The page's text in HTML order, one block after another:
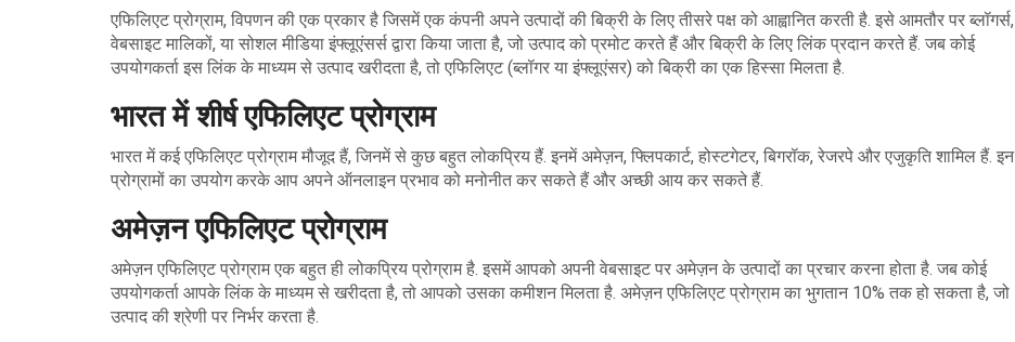
एफिलिएट प्रोग्राम, विपणन की एक प्रकार है जिसमें एक कंपनी अपने उत्पादों की बिक्री के लिए तीसरे पक्ष को आह्वानित करती है. इसे आमतौर पर ब्लॉगर्स,
वेबसाइट मालिकों, या सोशल मीडिया इंफ्लूएंसर्स द्वारा किया जाता है, जो उत्पाद को प्रमोट करते हैं और बिक्री के लिए लिंक प्रदान करते हैं. जब कोई
उपयोगकर्ता इस लिंक के माध्यम से उत्पाद खरीदता है, तो एफिलिएट (ब्लॉगर या इंफ्लूएंसर) को बिक्री का एक हिस्सा मिलता है.
भारत में शीर्ष एफिलिएट प्रोग्राम
भारत में कई एफिलिएट प्रोग्राम मौजूद हैं, जिनमें से कुछ बहुत लोकप्रिय हैं. इनमें अमेज़न, फ्लिपकार्ट, होस्टगेटर, बिगरॉक, रेजरपे और एजुकृति शामिल हैं. इन
प्रोग्रामों का उपयोग करके आप अपने ऑनलाइन प्रभाव को मनोनीत कर सकते हैं और अच्छी आय कर सकते हैं.
अमेज़न एफिलिएट प्रोग्राम
अमेज़न एफिलिएट प्रोग्राम एक बहुत ही लोकप्रिय प्रोग्राम है. इसमें आपको अपनी वेबसाइट पर अमेज़न के उत्पादों का प्रचार करना होता है. जब कोई
उपयोगकर्ता आपके लिंक के माध्यम से खरीदता है, तो आपको उसका कमीशन मिलता है. अमेज़न एफिलिएट प्रोग्राम का भुगतान 10% तक हो सकता है, जो
उत्पाद की श्रेणी पर निर्भर करता है.